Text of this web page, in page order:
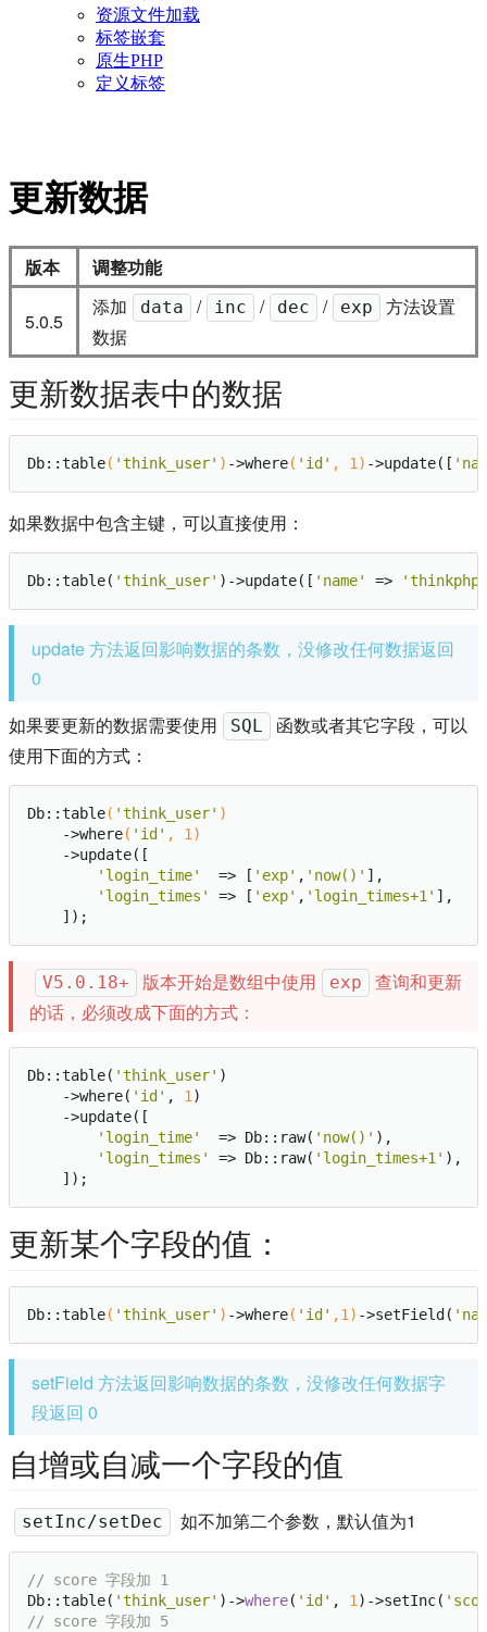
资源文件加载
标签嵌套
原生PHP
定义标签
更新数据
版本 调整功能
5.0.5
添加 data / inc / dec / exp
方法设置
数据
更新数据表中的数据
Db::table( 'think_user' ) ->where( 'id' , 1) ->update([
如果数据中包含主键，可以直接使用：
Db::table( 'think_user' )->update([ 'name' => 'thinkphp'
update 方法返回影响数据的条数，没修改任何数据返回
0
如果要更新的数据需要使用
SQL
函数或者其它字段，可以
使用下面的方式：
Db::table( 'think_user' )
    ->
where( 'id' , 1)
    ->
update([
'login_time'
  => [
'exp' , 'now()' ],
'login_times'
=> [ 'exp' , 'login_times+1' ],
V5.0.18+ 版本开始是数组中使用 exp
查询和更新
的话，必须改成下面的方式：
Db::table( 'think_user' )
    ->where(
'id' , 1)
    ->update([
'login_time'
  => Db::raw(
'now()' ),
'login_times'
=> Db::raw( 'login_times+1' ),
更新某个字段的值：
Db::table( 'think_user' ) ->where( 'id' ,1 ) ->setField(
setField 方法返回影响数据的条数，没修改任何数据字
段返回 0
自增或自减一个字段的值
setInc/setDec 如不加第二个参数，默认值为1
// score 字段加 1
Db::table( 'think_user' )->where( 'id' , 1)->setInc(
// score 字段加 5